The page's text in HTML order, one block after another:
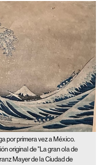
por primera vez a México.
original de "La gran ola de
Mayer de la Ciudad de